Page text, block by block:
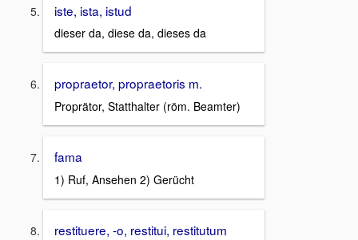
iste, ista, istud
dieser da, diese da, dieses da
propraetor, propraetoris m.
Proprätor, Statthalter (röm. Beamter)
fama
1) Ruf, Ansehen 2) Gerücht
restituere, -o, restitui, restitutum